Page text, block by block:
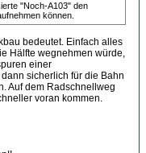
"Noch-A103" den
können.
bedeutet. Einfach alles
Hälfte wegnehmen würde,
einer
sicherlich für die Bahn
Auf dem Radschnellweg
voran kommen.